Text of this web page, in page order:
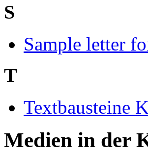
S
Sample letter
T
Textbausteine
Medien in der